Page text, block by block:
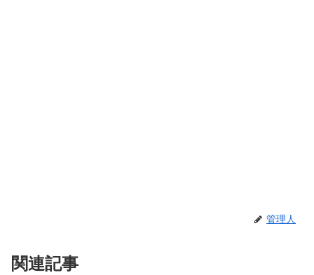
管理人
関連記事